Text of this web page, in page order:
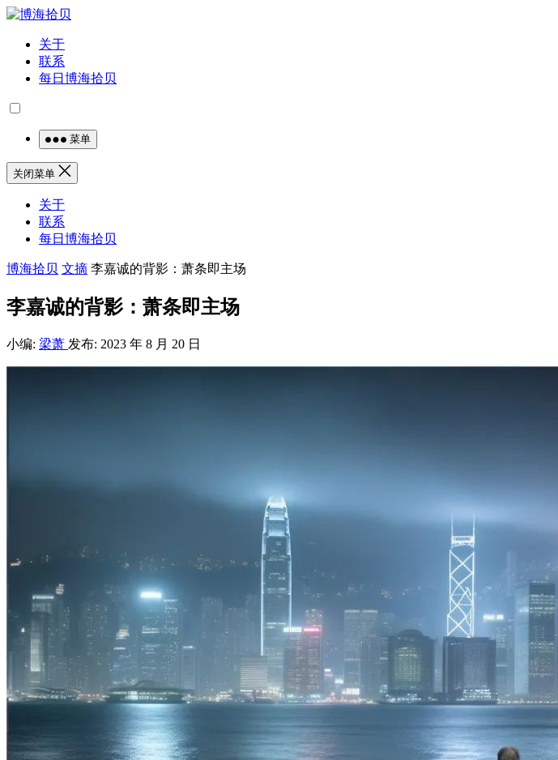
关于
联系
每日博海拾贝
菜单
关闭菜单
关于
联系
每日博海拾贝
博海拾贝 文摘 李嘉诚的背影：萧条即主场
李嘉诚的背影：萧条即主场
小编: 梁萧 发布: 2023 年 8 月 20 日